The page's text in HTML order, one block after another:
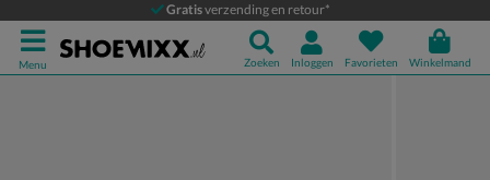
Gratisverzending en retour*
Menu Zoeken Inloggen Favorieten Winkelmand
Australian Filmon
Lage sneakers